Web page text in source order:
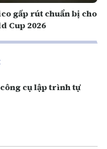
gấp rút chuẩn bị cho
Cup 2026
cụ lập trình tự